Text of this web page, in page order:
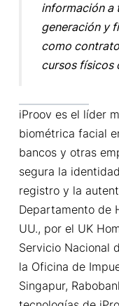
información a
generación y
como
cursos físicos
iProov es el líder
biométrica facial
bancos y otras
segura la
registro y la
Departamento de
UU., por el UK
Servicio Nacional
la Oficina de
Singapur,